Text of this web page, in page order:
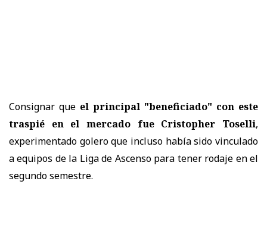
Consignar que el principal "beneficiado" con este
traspié en el mercado fue Cristopher Toselli,
experimentado golero que incluso había sido vinculado
a equipos de la Liga de Ascenso para tener rodaje en el
segundo semestre.